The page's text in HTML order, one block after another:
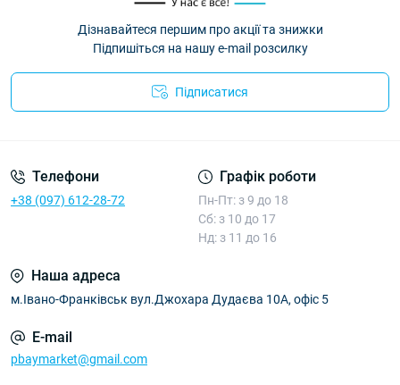
Дізнавайтеся першим про акції та знижки
Підпишіться на нашу e-mail розсилку
Підписатися
Телефони
+38 (097) 612-28-72
Графік роботи
Пн-Пт: з 9 до 18
Сб: з 10 до 17
Нд: з 11 до 16
Наша адреса
м.Івано-Франківськ вул.Джохара Дудаєва 10А, офіс 5
E-mail
pbaymarket@gmail.com